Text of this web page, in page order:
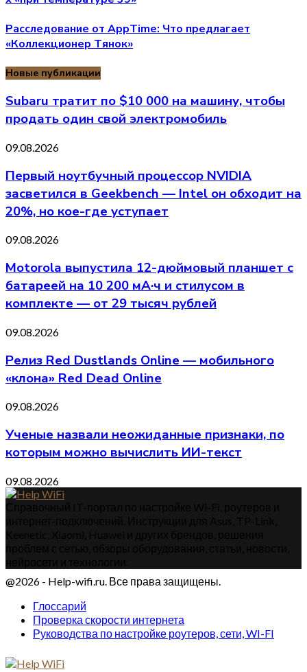
Расследование от AppTime: Что предлагает
«Коллекционер Tянок»
Новые публикации
Subaru тратит по $10 000 на машину, чтобы
продать один свой электромобиль
09.08.2026
Первый ноутбучный процессор NVIDIA
засветился в Geekbench — Intel он обходит на
20%, но кое-где уступает
09.08.2026
Motorola выпустила 12-дюймовый планшет с
батареей на 10 200 мА·ч и стилусом в
комплекте — от 29 тысяч рублей
09.08.2026
Релиз Red Dustlands Online — мобильного
«клона» Red Dead Online
09.08.2026
Ученые назвали неожиданные признаки, по
которым можно вычислить ИИ-текст
09.08.2026
@2026 - Help-wifi.ru. Все права защищены.
Глоссарий
Проверка скорости интернета
Руководства по настройке роутеров, сети, WI-FI